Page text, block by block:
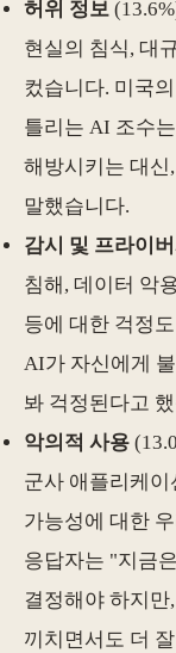
허위 정보
현실의 침식, 대
컸습니다. 미국
틀리는 AI 조수
해방시키는 대신
말했습니다.
감시 및 프라이버
침해, 데이터 악
등에 대한 걱정
AI가 자신에게
봐 걱정된다고
악의적 사용
군사 애플리케
가능성에 대한
응답자는 "지금
결정해야 하지
끼치면서도 더